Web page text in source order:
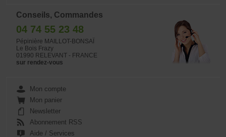
Conseils, Commandes
04 74 55 23 48
Pépinière MAILLOT-BONSAÏ
Le Bois Frazy
01990 RELEVANT - FRANCE
sur rendez-vous
Mon compte
Mon panier
Newsletter
Abonnement RSS
Aide / Services